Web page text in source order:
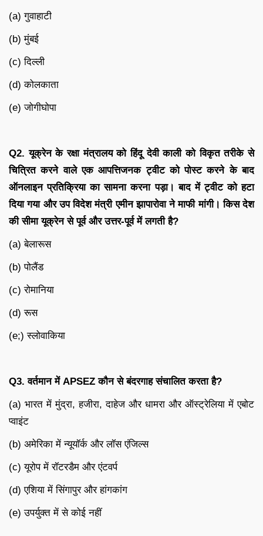
(a) गुवाहाटी
(b) मुंबई
(c) दिल्ली
(d) कोलकाता
(e) जोगीघोपा
Q2.यूक्रेन के रक्षा मंत्रालय को हिंदू देवी काली को विकृत तरीके से
चित्रित करने वाले एक आपत्तिजनक ट्वीट को पोस्ट करने के बाद
ऑनलाइन प्रतिक्रिया का सामना करना पड़ा। बाद में ट्वीट को हटा
दिया गया और उप विदेश मंत्री एमीन झापारोवा ने माफी मांगी। किस देश
की सीमा यूक्रेन से पूर्व और उत्तर-पूर्व में लगती है?
(a) बेलारूस
(b) पोलैंड
(c) रोमानिया
(d) रूस
(e;) स्लोवाकिया
Q3.वर्तमान में APSEZकौन से बंदरगाह संचालित करता है?
(a) भारत में मुंद्रा, हजीरा, दाहेज और धामरा और ऑस्ट्रेलिया में एबोट
प्वाइंट
(b) अमेरिका में न्यूयॉर्क और लॉस एंजिल्स
(c) यूरोप में रॉटरडैम और एंटवर्प
(d) एशिया में सिंगापुर और हांगकांग
(e) उपर्युक्त में से कोई नहीं